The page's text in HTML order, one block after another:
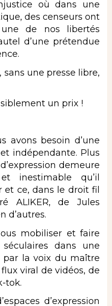
où dans une
des censeurs ont
de nos libertés
d’une prétendue
une presse libre,
un prix !
avons besoin d’une
indépendante. Plus
demeure
inestimable qu’il
et ce, dans le droit fil
ALIKER, de Jules
d’autres.
mobiliser et faire
dans une
par la voix du maître
viral de vidéos, de
tok.
d’expression